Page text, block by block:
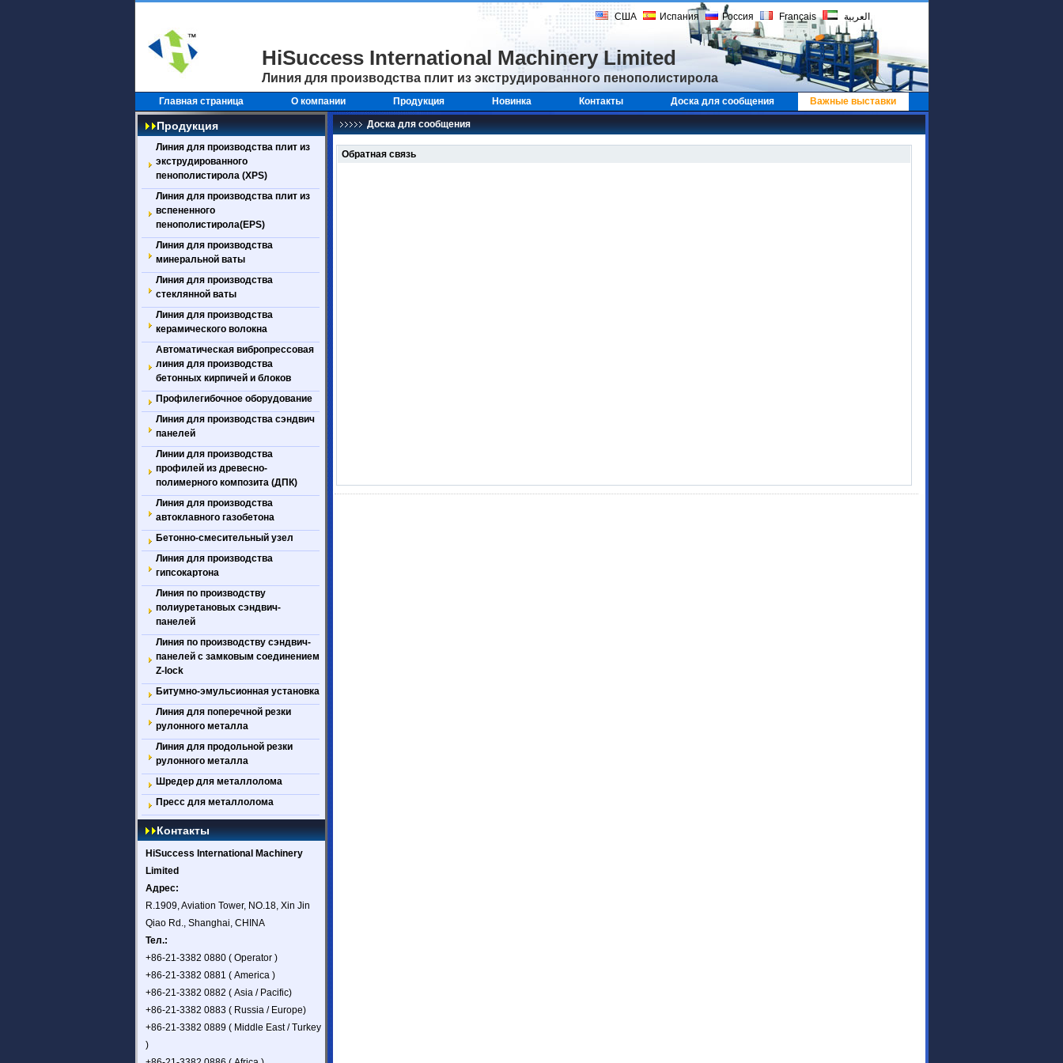
США Испания Россия Français العربية
HiSuccess International MachineryLimited
Линия для производства плит из экструдированного пенополистирола
Главная страница О компании Продукция Новинка Контакты Доска для сообщения Важные выставки
Продукция
Линия для производства плит из
экструдированного
пенополистирола (XPS)
Линия для производства плит из
вспененного
пенополистирола(EPS)
Линия для производства
минеральной ваты
Линия для производства
стеклянной ваты
Линия для производства
керамического волокна
Автоматическая вибропрессовая
линия для производства
бетонных кирпичей и блоков
Профилегибочное оборудование
Линия для производства сэндвич
панелей
Линии для производства
профилей из древесно-
полимерного композита (ДПК)
Линия для производства
автоклавного газобетона
Бетонно-смесительный узел
Линия для производства
гипсокартона
Линия по производству
полиуретановых сэндвич-
панелей
Линия по производству сэндвич-
панелей с замковым соединением
Z-lock
Битумно-эмульсионная установка
Линия для поперечной резки
рулонного металла
Линия для продольной резки
рулонного металла
Шредер для металлолома
Пресс для металлолома
Контакты
HiSuccess International Machinery
Limited
Адрес:
R.1909, Aviation Tower, NO.18, Xin Jin
Qiao Rd., Shanghai, CHINA
Тел.:
+86-21-3382 0880 ( Operator )
+86-21-3382 0881 ( America )
+86-21-3382 0882 ( Asia / Pacific)
+86-21-3382 0883 ( Russia / Europe)
+86-21-3382 0889 ( Middle East / Turkey
)
Доска для сообщения
Обратная связь